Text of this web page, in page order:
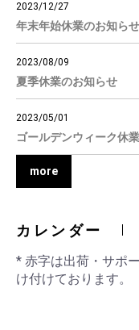
2023/12/27
年末年始休業のお知らせ
2023/08/09
夏季休業のお知らせ
2023/05/01
ゴールデンウィーク休
more
カレンダー
* 赤字は出荷・サポ
け付けております。